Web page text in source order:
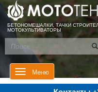
БЕТОНОМЕШАЛКИ, ТАЧКИ
МОТОКУЛЬТИВАТОРЫ
Меню